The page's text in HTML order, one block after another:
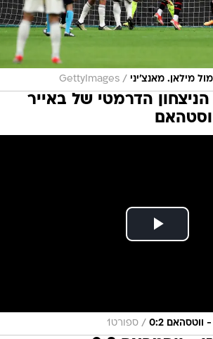
מילאן. מאנצ'יני /
GettyImages
הדרמטי של באייר
0:2
/ ספורט1